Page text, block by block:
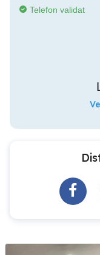
Telefon validat